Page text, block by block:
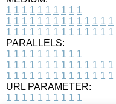
1 1 1 1 1 1 1 1 1 1
1 1 1 1 1 1 1 1 1 1 1 1 1 1
1 1 1 1 1 1 1 1 1 1 1 1 1 1
PARALLELS:
1 1 1 1 1 1 1 1 1 1
1 1 1 1 1 1 1 1 1 1 1 1 1 1
1 1 1 1 1 1 1 1 1 1 1 1 1 1
URL PARAMETER:
1 1 1 1 1 1 1 1 1 1